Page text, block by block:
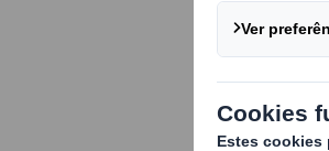
MARKETS
Automação